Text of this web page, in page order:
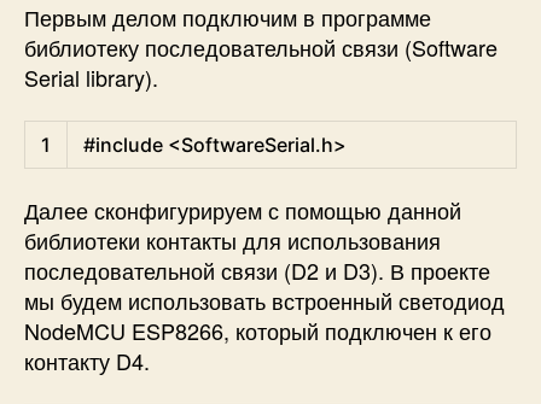
Первым делом подключим в программе
библиотеку последовательной связи (Software
Serial library).
1 #include <SoftwareSerial.h>
Далее сконфигурируем с помощью данной
библиотеки контакты для использования
последовательной связи (D2 и D3). В проекте
мы будем использовать встроенный светодиод
NodeMCU ESP8266, который подключен к его
контакту D4.